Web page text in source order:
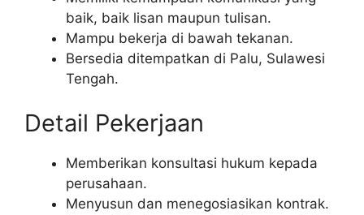
baik, baik lisan maupun tulisan.
Mampu bekerja di bawah tekanan.
Bersedia ditempatkan di Palu, Sulawesi
Tengah.
Detail Pekerjaan
Memberikan konsultasi hukum kepada
perusahaan.
Menyusun dan menegosiasikan kontrak.